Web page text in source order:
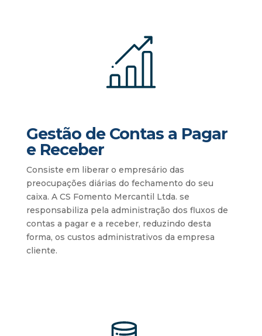
Gestão de Contas a Pagar
e Receber
Consiste em liberar o empresário das
preocupações diárias do fechamento do seu
caixa. A CS Fomento Mercantil Ltda. se
responsabiliza pela administração dos fluxos de
contas a pagar e a receber, reduzindo desta
forma, os custos administrativos da empresa
cliente.